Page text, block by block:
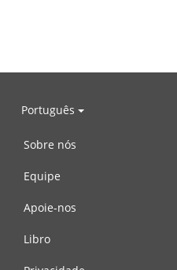
Português
Sobre nós
Equipe
Apoie-nos
Libro